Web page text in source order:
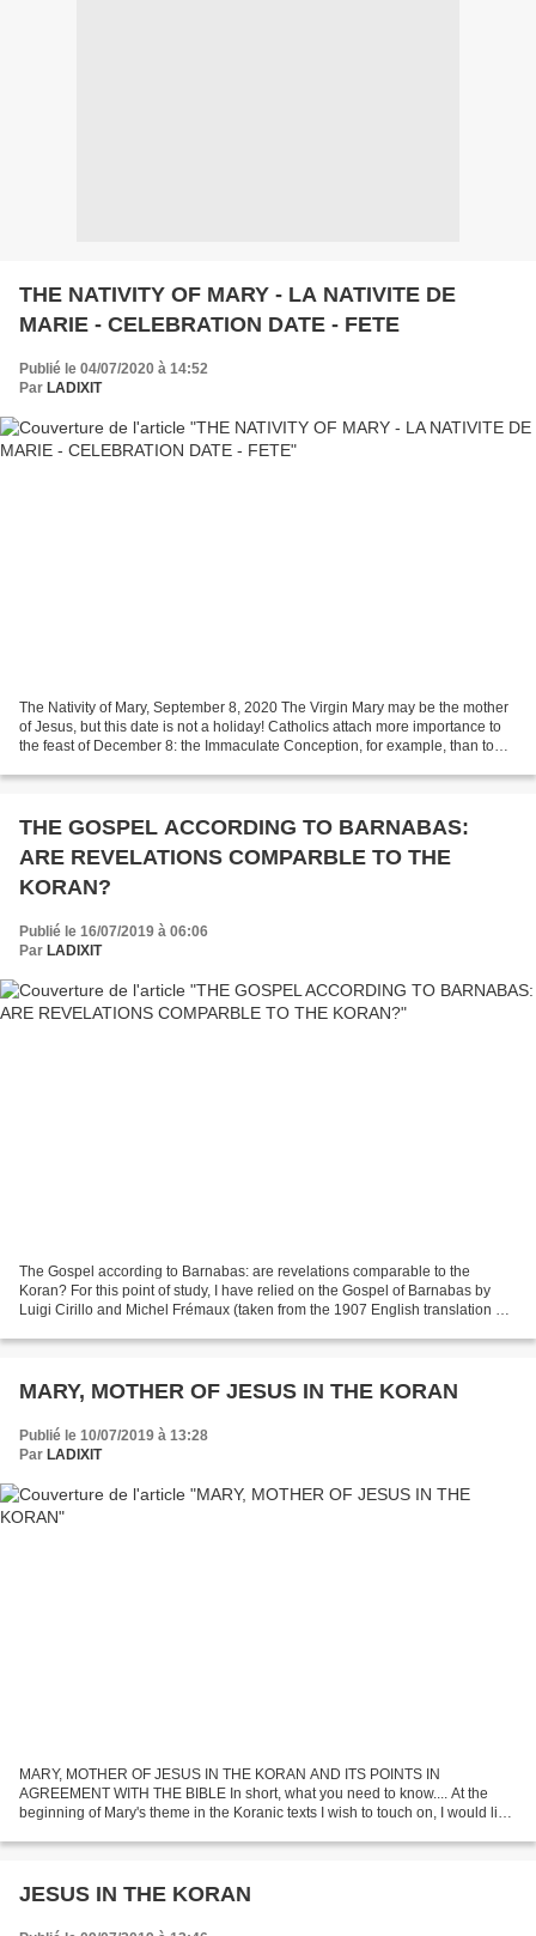
THE NATIVITY OF MARY - LA NATIVITE DE
MARIE - CELEBRATION DATE - FETE
Publié le 04/07/2020 à 14:52
Par LADIXIT
The Nativity of Mary, September 8, 2020 The Virgin Mary may be the mother
of Jesus, but this date is not a holiday! Catholics attach more importance to
the feast of December 8: the Immaculate Conception, for example, than to
THE GOSPEL ACCORDING TO BARNABAS:
ARE REVELATIONS COMPARBLE TO THE
KORAN?
Publié le 16/07/2019 à 06:06
Par LADIXIT
The Gospel according to Barnabas: are revelations comparable to the
Koran? For this point of study, I have relied on the Gospel of Barnabas by
Luigi Cirillo and Michel Frémaux (taken from the 1907 English translation by
MARY, MOTHER OF JESUS IN THE KORAN
Publié le 10/07/2019 à 13:28
Par LADIXIT
MARY, MOTHER OF JESUS IN THE KORAN AND ITS POINTS IN
AGREEMENT WITH THE BIBLE In short, what you need to know.... At the
beginning of Mary's theme in the Koranic texts I wish to touch on, I would like
JESUS IN THE KORAN